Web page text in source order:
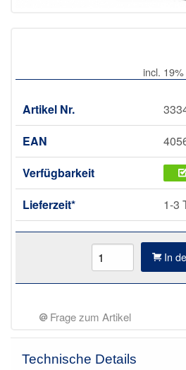
incl.
Artikel Nr.
EAN
Verfügbarkeit
Lieferzeit*
1-3
In
Frage zum Artikel
Technische Details